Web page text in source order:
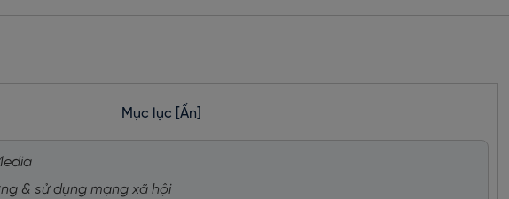
Mục lục [Ẩn]
& sử dụng mạng xã hội